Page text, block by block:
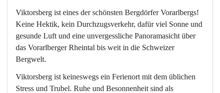
Viktorsberg ist eines der schönsten Bergdörfer Vorarlbergs!
Keine Hektik, kein Durchzugsverkehr, dafür viel Sonne und
gesunde Luft und eine unvergessliche Panoramasicht über
das Vorarlberger Rheintal bis weit in die Schweizer
Bergwelt.
Viktorsberg ist keineswegs ein Ferienort mit dem üblichen
Stress und Trubel. Ruhe und Besonnenheit sind als